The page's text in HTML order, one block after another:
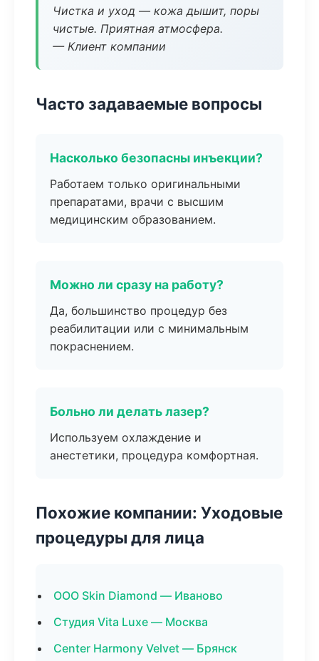
Чистка и уход — кожа дышит, поры
чистые. Приятная атмосфера.
— Клиент компании
Часто задаваемые вопросы
Насколько безопасны инъекции?
Работаем только оригинальными
препаратами, врачи с высшим
медицинским образованием.
Можно ли сразу на работу?
Да, большинство процедур без
реабилитации или с минимальным
покраснением.
Больно ли делать лазер?
Используем охлаждение и
анестетики, процедура комфортная.
Похожие компании: Уходовые
процедуры для лица
ООО Skin Diamond — Иваново
Студия Vita Luxe — Москва
Center Harmony Velvet — Брянск